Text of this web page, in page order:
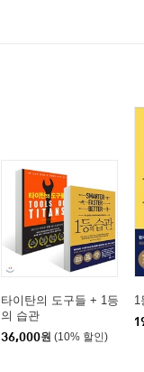
타이탄의 도구들 + 1등
의 습관
36,000원 (10% 할인)
1